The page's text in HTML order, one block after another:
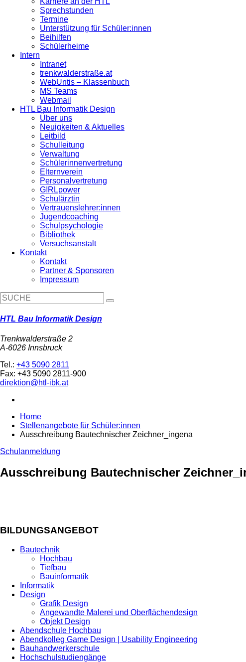
Sprechstunden
Termine
Unterstützung für Schüler:innen
Beihilfen
Schülerheime
Intern
Intranet
trenkwalderstraße.at
WebUntis – Klassenbuch
MS Teams
Webmail
HTL Bau Informatik Design
Über uns
Neuigkeiten & Aktuelles
Leitbild
Schulleitung
Verwaltung
Schülerinnenvertretung
Elternverein
Personalvertretung
G!RLpower
Schulärztin
Vertrauenslehrer:innen
Jugendcoaching
Schulpsychologie
Bibliothek
Versuchsanstalt
Kontakt
Kontakt
Partner & Sponsoren
Impressum
HTL Bau Informatik Design
Trenkwalderstraße 2
A-6026 Innsbruck
Tel.: +43 5090 2811
Fax: +43 5090 2811-900
direktion@htl-ibk.at
Home
Stellenangebote für Schüler:innen
Ausschreibung Bautechnischer Zeichner_ingena
Schulanmeldung
Ausschreibung Bautechnischer
BILDUNGSANGEBOT
Bautechnik
Hochbau
Tiefbau
Bauinformatik
Informatik
Design
Grafik Design
Angewandte Malerei und Oberflächendesign
Objekt Design
Abendschule Hochbau
Abendkolleg Game Design | Usability Engineering
Bauhandwerkerschule
Hochschulstudiengänge